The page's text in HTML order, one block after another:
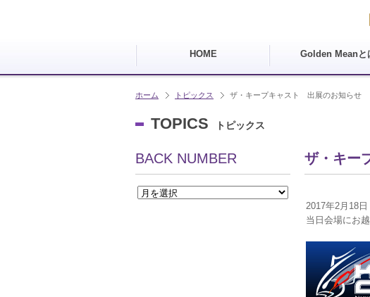
HOME Golden Meanと
ホーム トピックス ザ・キープキャスト 出展のお知らせ
TOPICS トピックス
ザ・キー
2017年2月18日
当日会場にお
BACK NUMBER